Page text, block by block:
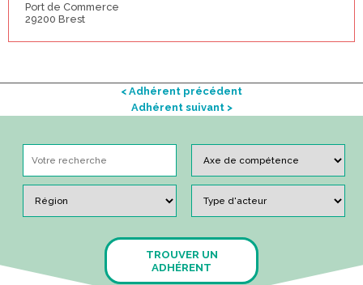
Port de Commerce
29200 Brest
< Adhérent précédent
Adhérent suivant >
TROUVER UN
ADHÉRENT